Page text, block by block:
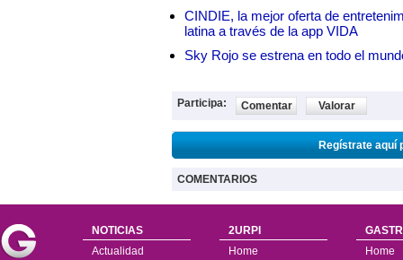
CINDIE, la mejor oferta de
latina a través de la app VIDA
Sky Rojo se estrena en todo el
Participa: Comentar Valorar
Regístrate aquí
COMENTARIOS
NOTICIAS
Actualidad
2URPI
Home
Home